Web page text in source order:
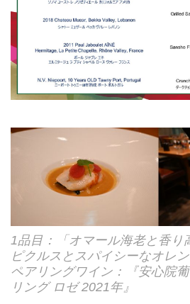
1品目：「オマール海老と香り
ピクルスとスパイシーなオレン
ペアリングワイン：『安心院
リング ロゼ 2021年』